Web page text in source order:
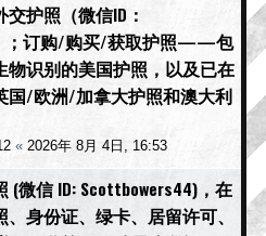
护照（微信ID：
；订购/购买/获取护照——包
物识别的美国护照，以及已在
国/欧洲/加拿大护照和澳大利
« 2026年 8月 4日, 16:53
(微信 ID: Scottbowers44)，在
身份证、绿卡、居留许可、